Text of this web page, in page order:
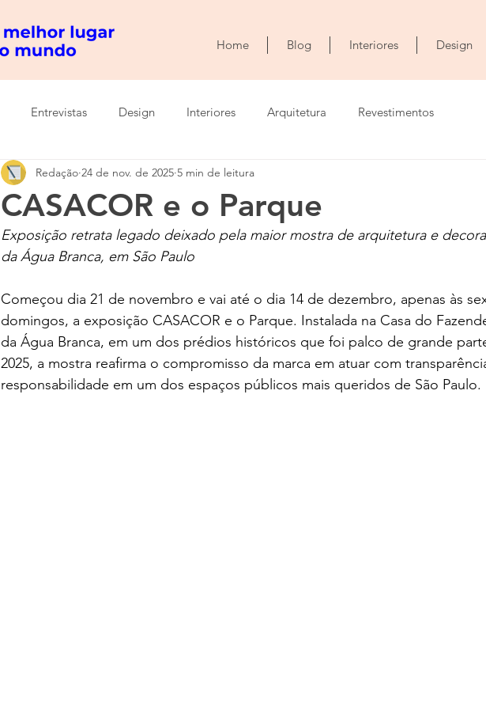
Home Blog Interiores Design
Entrevistas Design Interiores Arquitetura Revestimentos
CASACOR e o Parque
Redação 24 de nov. de 2025 5 min de leitura
Exposição retrata legado deixado pela maior mostra de arquitetura e
da Água Branca, em São Paulo
Começou dia 21 de novembro e vai até o dia 14 de dezembro, apenas às
domingos, a exposição CASACOR e o Parque. Instalada na Casa do
da Água Branca, em um dos prédios históricos que foi palco de grande
2025, a mostra reafirma o compromisso da marca em atuar com
responsabilidade em um dos espaços públicos mais queridos de São Paulo.